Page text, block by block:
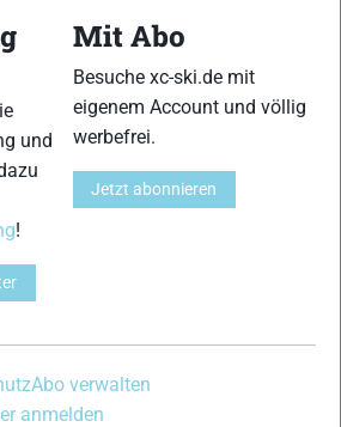
und
!
Mit Abo
Besuche xc-ski.de mit
eigenem Account und völlig
werbefrei.
Jetzt abonnieren
Abo verwalten
anmelden